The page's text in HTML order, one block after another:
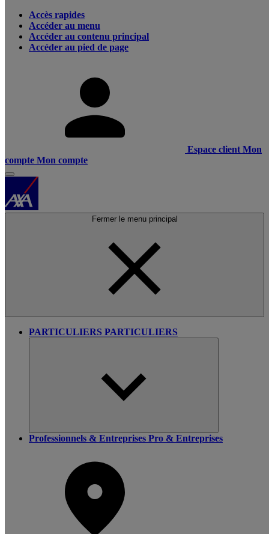
Accès rapides
Accéder au menu
Accéder au contenu principal
Accéder au pied de page
Espace client Mon
compte Mon compte
Fermer le menu principal
PARTICULIERS PARTICULIERS
Professionnels & Entreprises Pro & Entreprises